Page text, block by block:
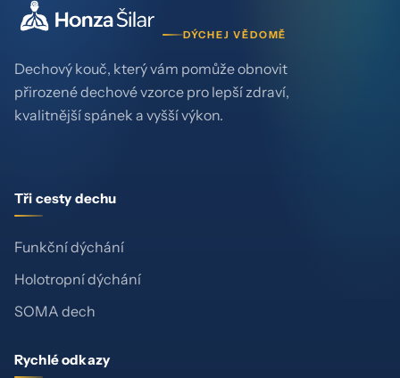
DÝCHEJ VĚDOMĚ
Dechový kouč, který vám pomůže obnovit
přirozené dechové vzorce pro lepší zdraví,
kvalitnější spánek a vyšší výkon.
Tři cesty dechu
Funkční dýchání
Holotropní dýchání
SOMA dech
Rychlé odkazy